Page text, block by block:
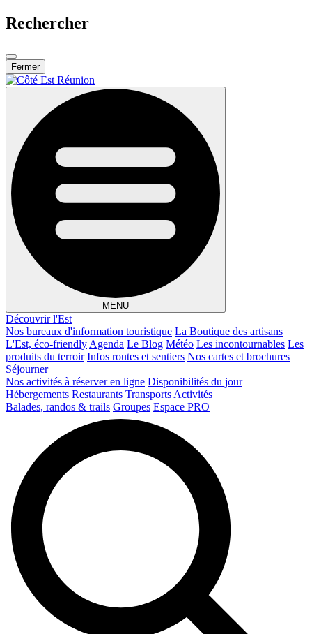
Rechercher
Fermer
MENU
Découvrir l'Est
Nos bureaux d'information touristique La Boutique des artisans
L'Est, éco-friendly Agenda Le Blog Météo Les incontournables Les
produits du terroir Infos routes et sentiers Nos cartes et brochures
Séjourner
Nos activités à réserver en ligne Disponibilités du jour
Hébergements Restaurants Transports Activités
Balades, randos & trails Groupes Espace PRO